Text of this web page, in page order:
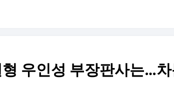
우인성 부장판사는…차